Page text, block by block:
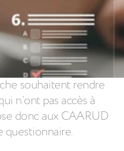
souhaitent rendre
n’ont pas accès à
donc aux CAARUD
questionnaire.